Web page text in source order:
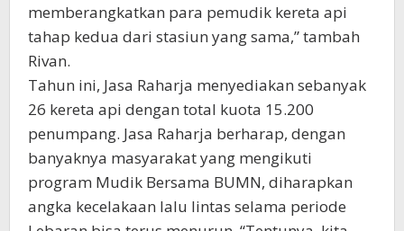
memberangkatkan para pemudik kereta api
tahap kedua dari stasiun yang sama,” tambah
Rivan.
Tahun ini, Jasa Raharja menyediakan sebanyak
26 kereta api dengan total kuota 15.200
penumpang. Jasa Raharja berharap, dengan
banyaknya masyarakat yang mengikuti
program Mudik Bersama BUMN, diharapkan
angka kecelakaan lalu lintas selama periode